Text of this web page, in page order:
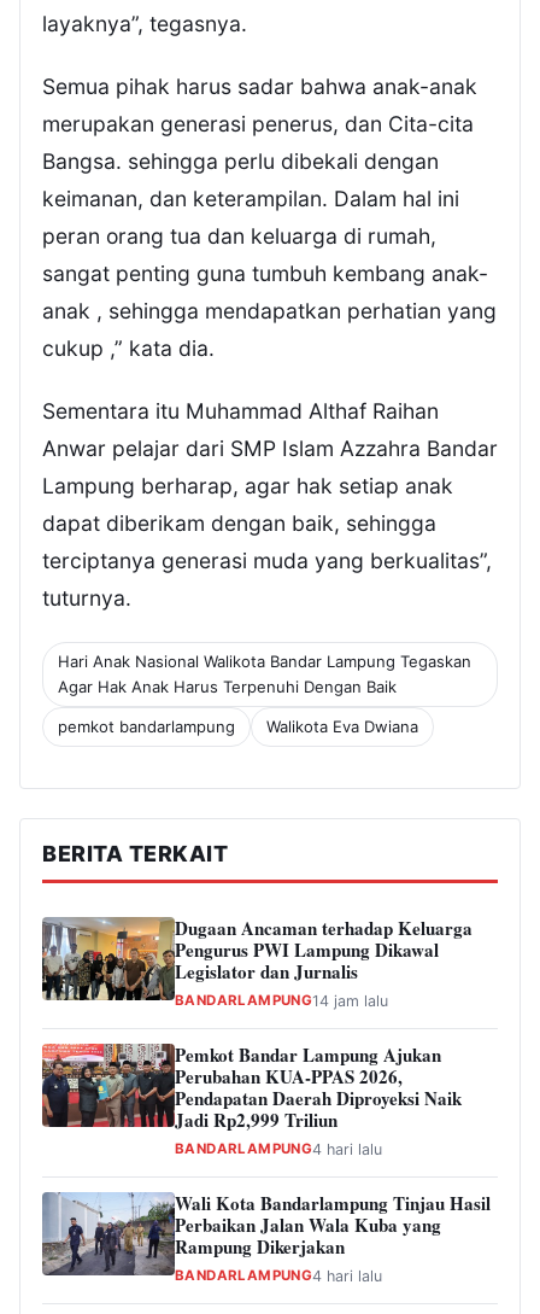
layaknya”, tegasnya.
Semua pihak harus sadar bahwa anak-anak
merupakan generasi penerus, dan Cita-cita
Bangsa. sehingga perlu dibekali dengan
keimanan, dan keterampilan. Dalam hal ini
peran orang tua dan keluarga di rumah,
sangat penting guna tumbuh kembang anak-
anak , sehingga mendapatkan perhatian yang
cukup ,” kata dia.
Sementara itu Muhammad Althaf Raihan
Anwar pelajar dari SMP Islam Azzahra Bandar
Lampung berharap, agar hak setiap anak
dapat diberikam dengan baik, sehingga
terciptanya generasi muda yang berkualitas”,
tuturnya.
Hari Anak Nasional Walikota Bandar Lampung Tegaskan
Agar Hak Anak Harus Terpenuhi Dengan Baik
pemkot bandarlampung Walikota Eva Dwiana
BERITA TERKAIT
Dugaan Ancaman terhadap Keluarga
Pengurus PWI Lampung Dikawal
Legislator dan Jurnalis
BANDARLAMPUNG14 jam lalu
Pemkot Bandar Lampung Ajukan
Perubahan KUA-PPAS 2026,
Pendapatan Daerah Diproyeksi Naik
Jadi Rp2,999 Triliun
BANDARLAMPUNG4 hari lalu
Wali Kota Bandarlampung Tinjau Hasil
Perbaikan Jalan Wala Kuba yang
Rampung Dikerjakan
BANDARLAMPUNG4 hari lalu